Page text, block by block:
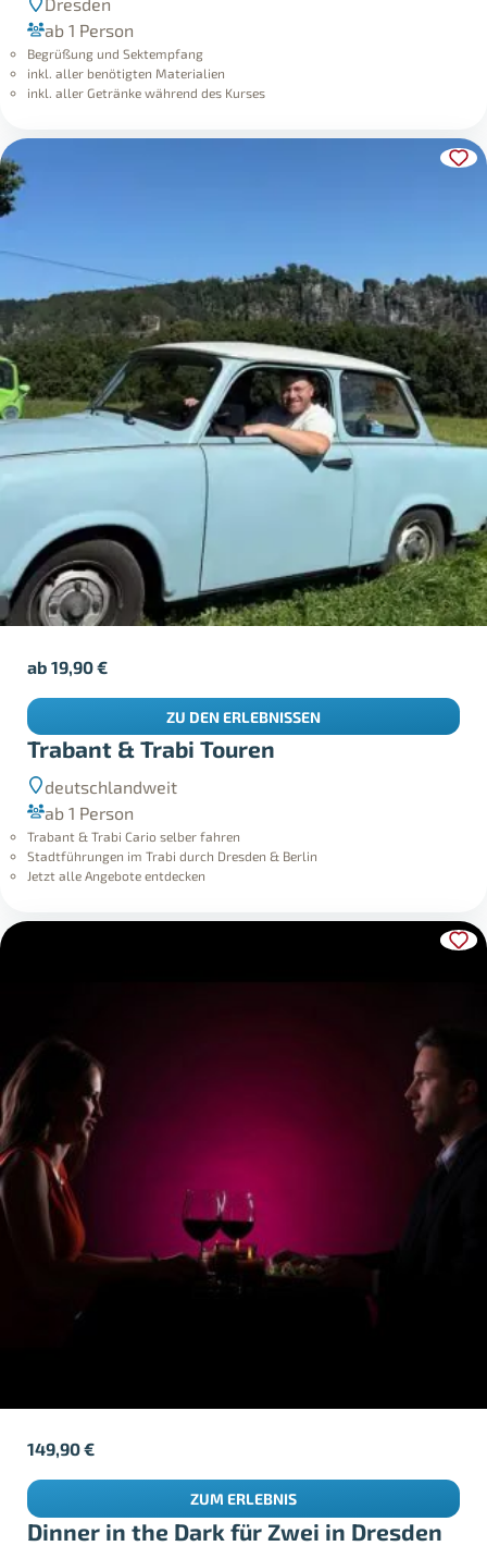
ab 1 Person
Begrüßung und Sektempfang
inkl. aller benötigten Materialien
inkl. aller Getränke während des Kurses
Trabant & Trabi Touren
deutschlandweit
ab 1 Person
Trabant & Trabi Cario selber fahren
Stadtführungen im Trabi durch Dresden & Berlin
Jetzt alle Angebote entdecken
ab19,90€
ZU DEN ERLEBNISSEN
Dinner in the Dark für Zwei in Dresden
149,90€
ZUM ERLEBNIS